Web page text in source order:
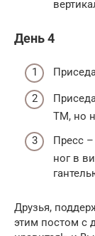
День 4
ТМ, но
Пресс –
ног в
Друзья,
этим постом с